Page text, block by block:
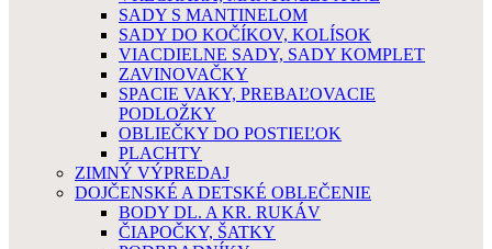
SADY S MANTINELOM
SADY DO KOČÍKOV, KOLÍSOK
VIACDIELNE SADY, SADY KOMPLET
ZAVINOVAČKY
SPACIE VAKY, PREBAĽOVACIE
PODLOŽKY
OBLIEČKY DO POSTIEĽOK
PLACHTY
ZIMNÝ VÝPREDAJ
DOJČENSKÉ A DETSKÉ OBLEČENIE
BODY DL. A KR. RUKÁV
ČIAPOČKY, ŠATKY